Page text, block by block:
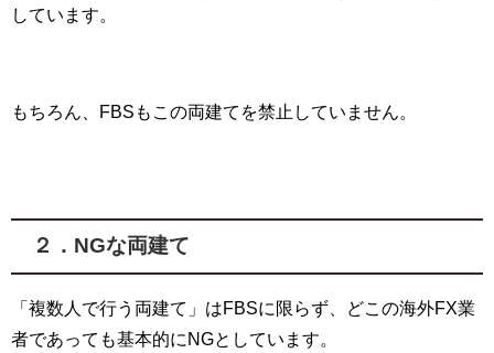
しています。
もちろん、 FBS もこの両建てを禁止していません。
２．NGな両建て
「複数人で行う両建て」はFBSに限らず、どこの海外FX業
者であっても基本的にNGとしています。